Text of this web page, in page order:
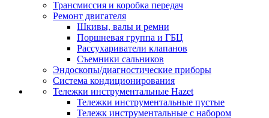
Трансмиссия и коробка передач
Ремонт двигателя
Шкивы, валы и ремни
Поршневая группа и ГБЦ
Рассухариватели клапанов
Съемники сальников
Эндоскопы/диагностические приборы
Система кондиционирования
Тележки инструментальные Hazet
Тележки инструментальные пустые
Тележк инструментальные с набором